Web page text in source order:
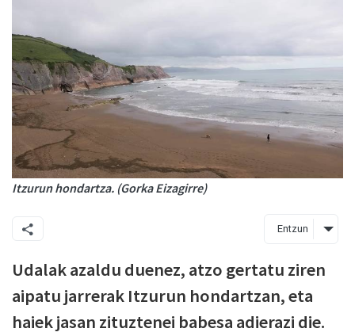
Itzurun hondartza. (Gorka Eizagirre)
Entzun
Udalak azaldu duenez, atzo gertatu ziren
aipatu jarrerak Itzurun hondartzan, eta
haiek jasan zituztenei babesa adierazi die.